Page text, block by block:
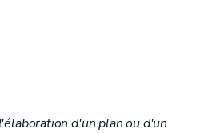
d'un plan ou d'un